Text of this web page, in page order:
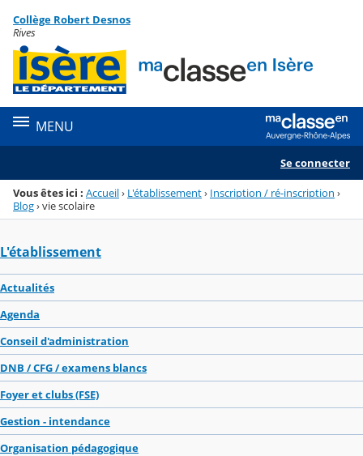
Menu de la rubrique
Contenu
Collège Robert Desnos
Rives
MENU
Se connecter
Vous êtes ici : Accueil› L'établissement› Inscription / ré-inscription ›
Blog›vie scolaire
L'établissement
Actualités
Agenda
Conseil d'administration
DNB / CFG / examens blancs
Foyer et clubs (FSE)
Gestion - intendance
Organisation pédagogique